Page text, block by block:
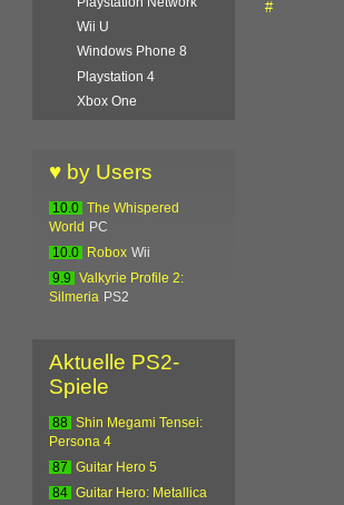
#
Wii U
Windows Phone 8
Playstation 4
Xbox One
♥ by Users
10.0
The Whispered
World
PC
10.0
Robox Wii
9.9
Valkyrie Profile 2:
Silmeria PS2
Aktuelle PS2-
Spiele
88
Shin Megami Tensei:
Persona 4
87
Guitar Hero 5
84
Guitar Hero: Metallica